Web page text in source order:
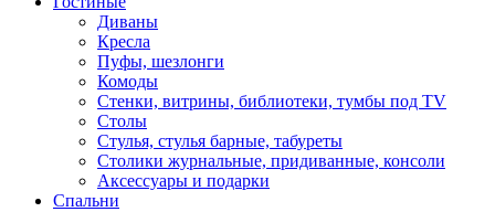
Диваны
Кресла
Пуфы, шезлонги
Комоды
Стенки, витрины, библиотеки, тумбы под TV
Столы
Стулья, стулья барные, табуреты
Столики журнальные, придиванные, консоли
Аксессуары и подарки
Спальни